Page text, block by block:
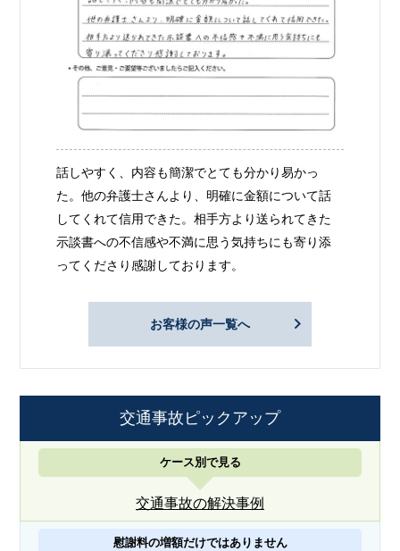
話しやすく、内容も簡潔でとても分かり易かっ
た。他の弁護士さんより、明確に金額について話
してくれて信用できた。相手方より送られてきた
示談書への不信感や不満に思う気持ちにも寄り添
ってくださり感謝しております。
お客様の声一覧へ
交通事故ピックアップ
ケース別で見る
交通事故の解決事例
慰謝料の増額だけではありません